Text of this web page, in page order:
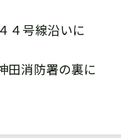
４号線沿いに
田消防署の裏に